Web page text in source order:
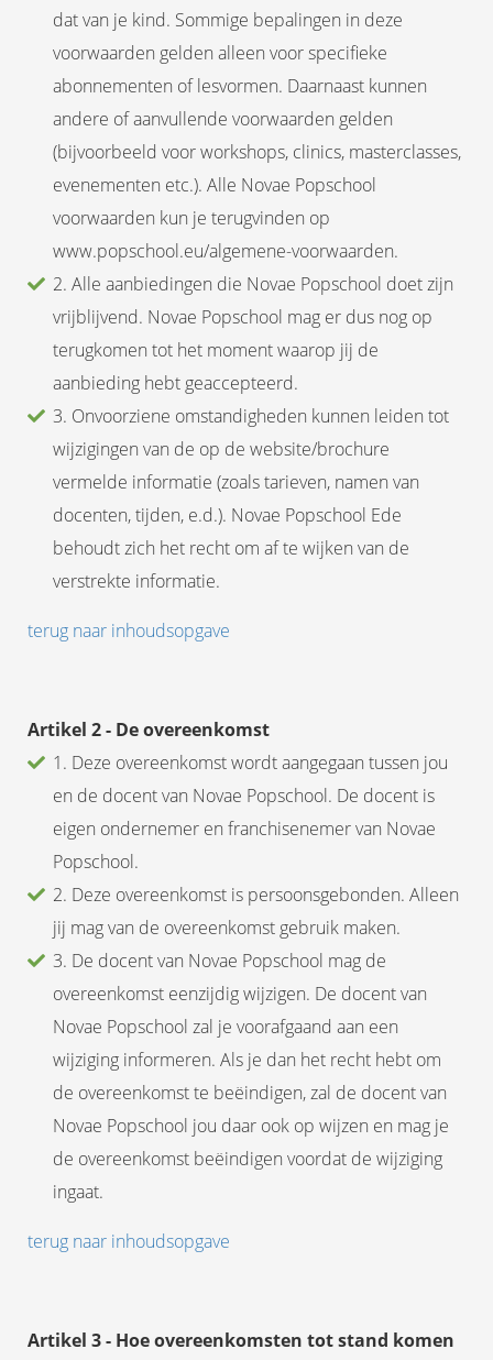
dat van je kind. Sommige bepalingen in deze
voorwaarden gelden alleen voor specifieke
abonnementen of lesvormen. Daarnaast kunnen
andere of aanvullende voorwaarden gelden
(bijvoorbeeld voor workshops, clinics, masterclasses,
evenementen etc.). Alle Novae Popschool
voorwaarden kun je terugvinden op
www.popschool.eu/algemene-voorwaarden.
2. Alle aanbiedingen die Novae Popschool doet zijn
vrijblijvend. Novae Popschool mag er dus nog op
terugkomen tot het moment waarop jij de
aanbieding hebt geaccepteerd.
3. Onvoorziene omstandigheden kunnen leiden tot
wijzigingen van de op de website/brochure
vermelde informatie (zoals tarieven, namen van
docenten, tijden, e.d.). Novae Popschool Ede
behoudt zich het recht om af te wijken van de
verstrekte informatie.
terug naar inhoudsopgave
Artikel 2 - De overeenkomst
1. Deze overeenkomst wordt aangegaan tussen jou
en de docent van Novae Popschool. De docent is
eigen ondernemer en franchisenemer van Novae
Popschool.
2. Deze overeenkomst is persoonsgebonden. Alleen
jij mag van de overeenkomst gebruik maken.
3. De docent van Novae Popschool mag de
overeenkomst eenzijdig wijzigen. De docent van
Novae Popschool zal je voorafgaand aan een
wijziging informeren. Als je dan het recht hebt om
de overeenkomst te beëindigen, zal de docent van
Novae Popschool jou daar ook op wijzen en mag je
de overeenkomst beëindigen voordat de wijziging
ingaat.
terug naar inhoudsopgave
Artikel 3 - Hoe overeenkomsten tot stand komen